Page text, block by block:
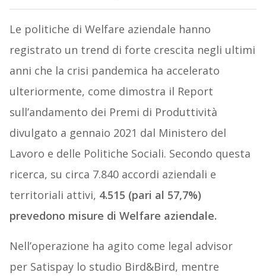
Le politiche di Welfare aziendale hanno
registrato un trend di forte crescita negli ultimi
anni che la crisi pandemica ha accelerato
ulteriormente, come dimostra il Report
sull’andamento dei Premi di Produttività
divulgato a gennaio 2021 dal Ministero del
Lavoro e delle Politiche Sociali. Secondo questa
ricerca, su circa 7.840 accordi aziendali e
territoriali attivi, 4.515 (pari al 57,7%)
prevedono misure di Welfare aziendale.
Nell’operazione ha agito come legal advisor
per Satispay lo studio Bird&Bird, mentre